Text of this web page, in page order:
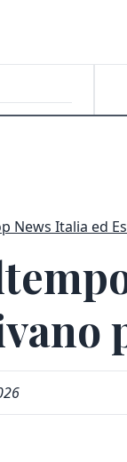
News Italia ed